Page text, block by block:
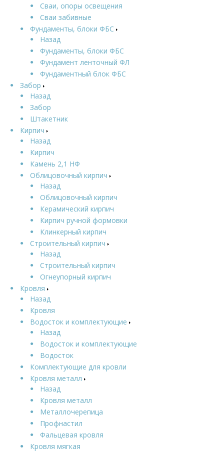
Сваи, опоры освещения
Сваи забивные
Фундаменты, блоки ФБС
Назад
Фундаменты, блоки ФБС
Фундамент ленточный ФЛ
Фундаментный блок ФБС
Забор
Назад
Забор
Штакетник
Кирпич
Назад
Кирпич
Камень 2,1 НФ
Облицовочный кирпич
Назад
Облицовочный кирпич
Керамический кирпич
Кирпич ручной формовки
Клинкерный кирпич
Строительный кирпич
Назад
Строительный кирпич
Огнеупорный кирпич
Кровля
Назад
Кровля
Водосток и комплектующие
Назад
Водосток и комплектующие
Водосток
Комплектующие для кровли
Кровля металл
Назад
Кровля металл
Металлочерепица
Профнастил
Фальцевая кровля
Кровля мягкая